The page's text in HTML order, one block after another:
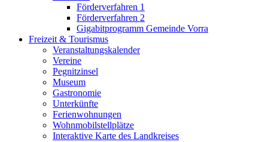
Förderverfahren 1
Förderverfahren 2
Gigabitprogramm Gemeinde Vorra
Freizeit & Tourismus
Veranstaltungskalender
Vereine
Pegnitzinsel
Museum
Gastronomie
Unterkünfte
Ferienwohnungen
Wohnmobilstellplätze
Interaktive Karte des Landkreises